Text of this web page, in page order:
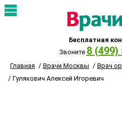
Бесплатная
Звоните 8 (499)
Главная Врачи Москвы
Врач
Гулякович Алексей Игоревич